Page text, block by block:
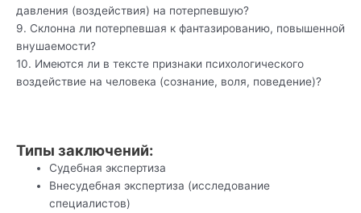
давления (воздействия) на потерпевшую?
9. Склонна ли потерпевшая к фантазированию, повышенной
внушаемости?
10. Имеются ли в тексте признаки психологического
воздействие на человека (сознание, воля, поведение)?
Типы заключений:
Судебная экспертиза
Внесудебная экспертиза (исследование
специалистов)